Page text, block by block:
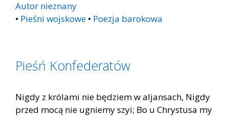
Autor nieznany
• Pieśni wojskowe • Poezja barokowa
Pieśń Konfederatów
Nigdy z królami nie będziem w aljansach, Nigdy
przed mocą nie ugniemy szyi; Bo u Chrystusa my